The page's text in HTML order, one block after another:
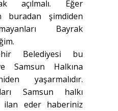
açılmalı. Eğer
buradan şimdiden
Bayrak
Belediyesi bu
Samsun Halkına
yaşarmalıdır.
Samsun halkı
ilan eder haberiniz